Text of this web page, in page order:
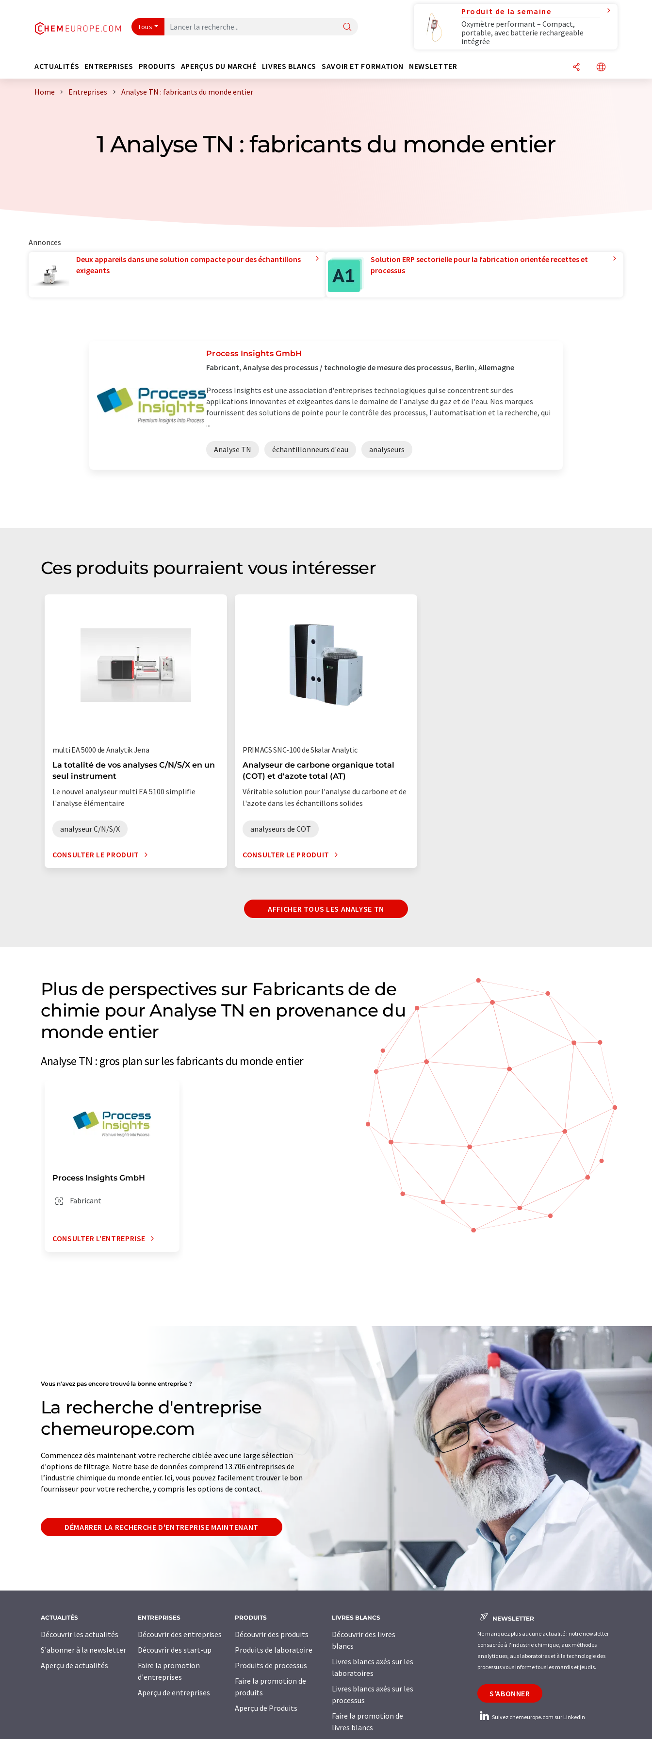
Tous
Produit de la semaine
Oxymètre performant – Compact,
portable, avec batterie rechargeable
intégrée
ACTUALITÉS ENTREPRISES PRODUITS APERÇUS DU MARCHÉ LIVRES BLANCS SAVOIR ET FORMATION NEWSLETTER
Home Entreprises Analyse TN : fabricants du monde entier
1 Analyse TN : fabricants du monde entier
Annonces
Deux appareils dans une solution compacte pour des échantillons
exigeants
Solution ERP sectorielle pour la fabrication orientée recettes et
processus
Process Insights GmbH
Fabricant, Analyse des processus / technologie de mesure des processus, Berlin, Allemagne
Process Insights est une association d'entreprises technologiques qui se concentrent sur des
applications innovantes et exigeantes dans le domaine de l'analyse du gaz et de l'eau. Nos marques
fournissent des solutions de pointe pour le contrôle des processus, l'automatisation et la recherche, qui
...
Analyse TN échantillonneurs d'eau analyseurs
Ces produits pourraient vous intéresser
multi EA 5000 de Analytik Jena
La totalité de vos analyses C/N/S/X en un
seul instrument
Le nouvel analyseur multi EA 5100 simplifie
l'analyse élémentaire
analyseur C/N/S/X
CONSULTER LE PRODUIT
PRIMACS SNC-100 de Skalar Analytic
Analyseur de carbone organique total
(COT) et d'azote total (AT)
Véritable solution pour l'analyse du carbone et de
l'azote dans les échantillons solides
analyseurs de COT
CONSULTER LE PRODUIT
AFFICHER TOUS LES ANALYSE TN
Plus de perspectives sur Fabricants de de
chimie pour Analyse TN en provenance du
monde entier
Analyse TN : gros plan sur les fabricants du monde entier
Process Insights GmbH
Fabricant
CONSULTER L’ENTREPRISE
Vous n'avez pas encore trouvé la bonne entreprise ?
La recherche d'entreprise
chemeurope.com
Commencez dès maintenant votre recherche ciblée avec une large sélection
d'options de filtrage. Notre base de données comprend 13.706 entreprises de
l’industrie chimique du monde entier. Ici, vous pouvez facilement trouver le bon
fournisseur pour votre recherche, y compris les options de contact.
DÉMARRER LA RECHERCHE D'ENTREPRISE MAINTENANT
ACTUALITÉS
Découvrir les actualités
S'abonner à la newsletter
Aperçu de actualités
ENTREPRISES
Découvrir des entreprises
Découvrir des start-up
Faire la promotion
d'entreprises
Aperçu de entreprises
PRODUITS
Découvrir des produits
Produits de laboratoire
Produits de processus
Faire la promotion de
produits
Aperçu de Produits
LIVRES BLANCS
Découvrir des livres
blancs
Livres blancs axés sur les
laboratoires
Livres blancs axés sur les
processus
Faire la promotion de
livres blancs
NEWSLETTER
Ne manquez plus aucune actualité : notre newsletter
consacrée à l'industrie chimique, aux méthodes
analytiques, aux laboratoires et à la technologie des
processus vous informe tous les mardis et jeudis.
S'ABONNER
Suivez chemeurope.com sur LinkedIn